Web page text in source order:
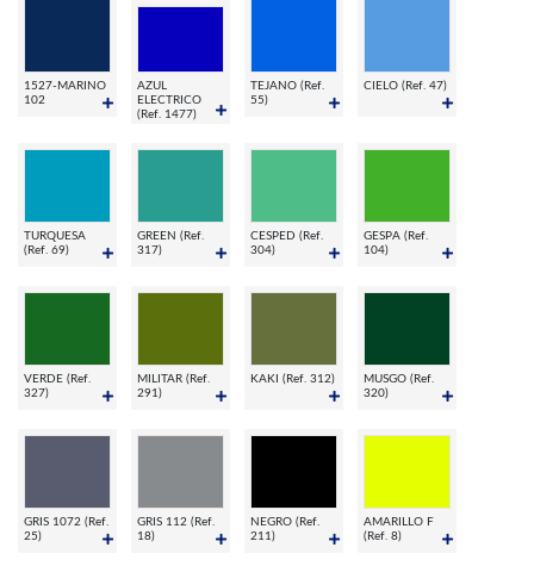
1527-MARINO
102
AZUL
ELECTRICO
(Ref. 1477)
TEJANO (Ref.
55)
CIELO (Ref. 47)
TURQUESA
(Ref. 69)
GREEN (Ref.
317)
CESPED (Ref.
304)
GESPA (Ref.
104)
VERDE (Ref.
327)
MILITAR (Ref.
291)
KAKI (Ref. 312)
MUSGO (Ref.
320)
GRIS 1072 (Ref.
25)
GRIS 112 (Ref.
18)
NEGRO (Ref.
211)
AMARILLO F
(Ref. 8)